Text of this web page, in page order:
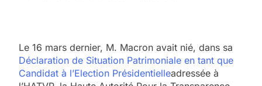
Le 16 mars dernier, M. Macron avait nié, dans sa
Déclaration de Situation Patrimoniale en tant que
Candidat à l’Election Présidentielleadressée à